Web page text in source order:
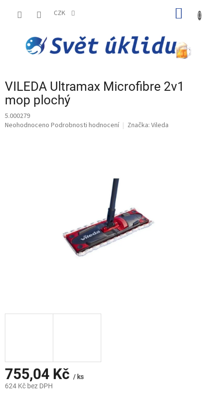
CZK
VILEDA Ultramax Microfibre 2v1
mop plochý
5.000279
Průměrné
Neohodnoceno Podrobnosti hodnocení Značka: Vileda
755,04 Kč / ks
624 Kč bez DPH